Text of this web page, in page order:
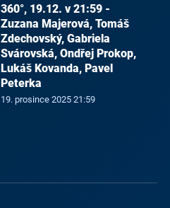
360°, 19.12. v 21:59 -
Zuzana Majerová, Tomáš
Zdechovský, Gabriela
Svárovská, Ondřej Prokop,
Lukáš Kovanda, Pavel
Peterka
19. prosince 2025 21:59